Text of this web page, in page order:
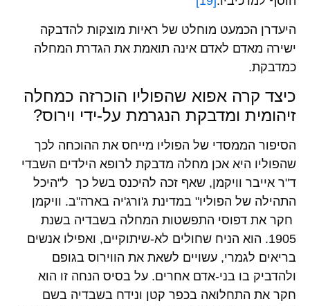
היעדרן הכמעט מוחלט של ראיות מוצקות להדבקה
ישירה מאדם לאדם אינה תואמת את הגדרת המחלה
כמדבקת.
כיצד קרה אפוא שהפוליו הוכרזה כמחלה
זיהומית ומדבקת הנגרמת על-ידי וירוס?
הסיפור הממסדי של הפוליו מייחס את ההוכחה לכך
שהפוליו היא אכן מחלה מדבקת לרופא הילדים השבדי
ד"ר אייבר וויקמן, שאף זכה להיכנס בשל כך ל"היכל
התהילה של הפוליו" במדינת ג'ורג'יה בארה"ב. וויקמן
חקר את דפוסי התפשטות המחלה בשבדיה בשנת
1905. הוא הניח שחולים לא-שיתוקיים, ואפילו אנשים
בריאים לגמרי, עשויים לשאת את הווירוס בגופם
ולהדביק בו בני-אדם אחרים. על בסיס הנחה זו הוא
חקר את התחלואה בכפר קטן ונידח בשבדיה בשם